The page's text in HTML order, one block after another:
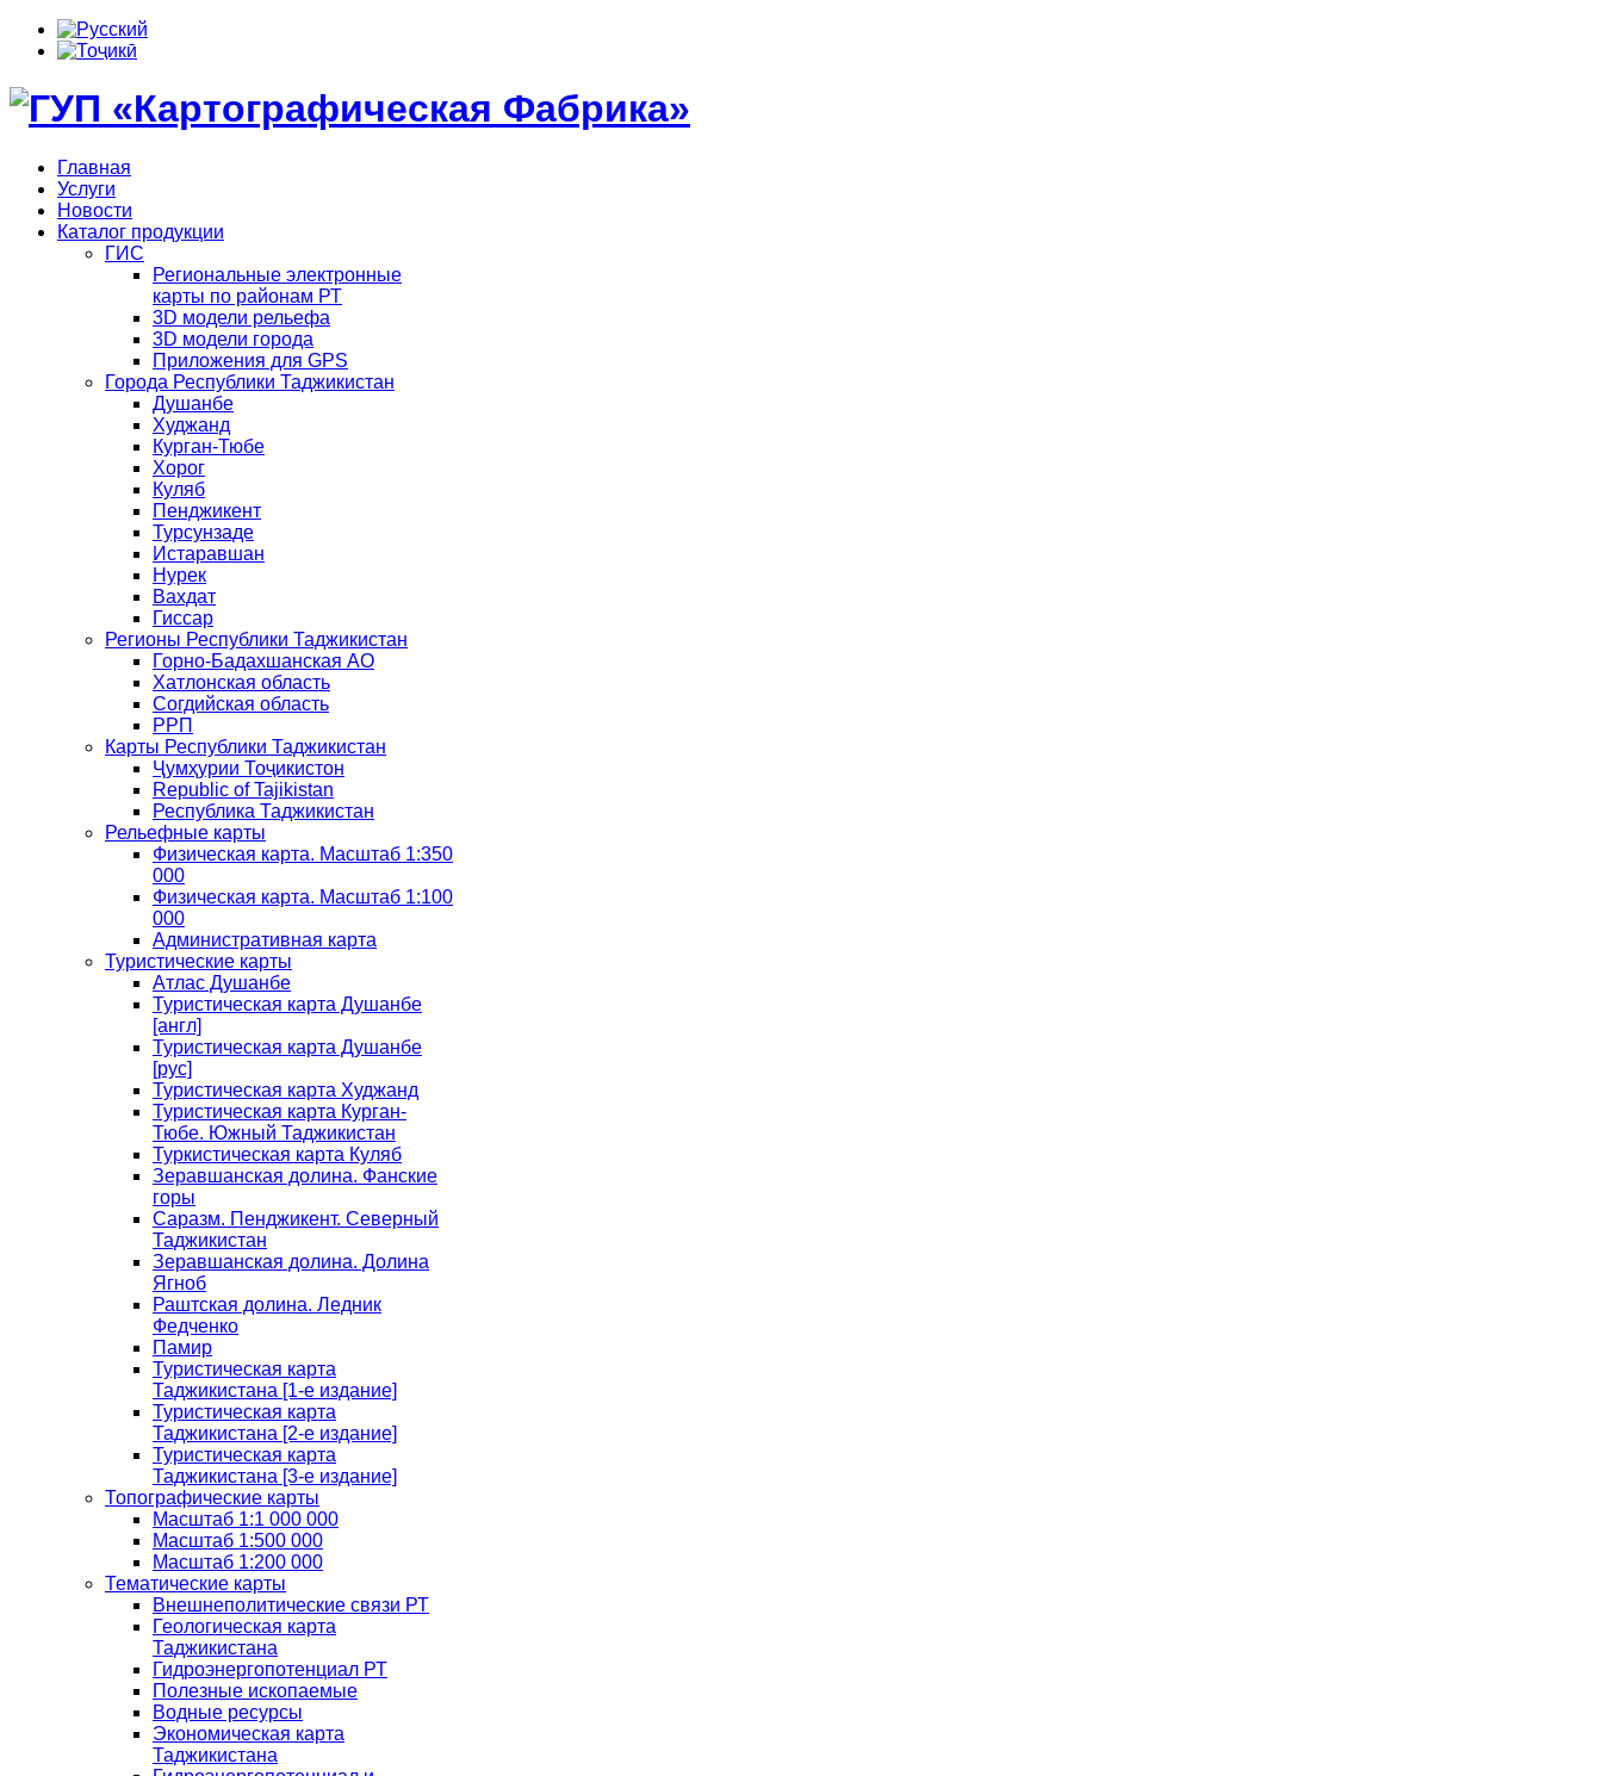
Главная
Услуги
Новости
Каталог продукции
ГИС
Региональные электронные
карты по районам РТ
3D модели рельефа
3D модели города
Приложения для GPS
Города Республики Таджикистан
Душанбе
Худжанд
Курган-Тюбе
Хорог
Куляб
Пенджикент
Турсунзаде
Истаравшан
Нурек
Вахдат
Гиссар
Регионы Республики Таджикистан
Горно-Бадахшанская АО
Хатлонская область
Согдийская область
РРП
Карты Республики Таджикистан
Ҷумҳурии Тоҷикистон
Republic of Tajikistan
Республика Таджикистан
Рельефные карты
Физическая карта. Масштаб 1:350
000
Физическая карта. Масштаб 1:100
000
Административная карта
Туристические карты
Атлас Душанбе
Туристическая карта Душанбе
[англ]
Туристическая карта Душанбе
[рус]
Туристическая карта Худжанд
Туристическая карта Курган-
Тюбе. Южный Таджикистан
Туркистическая карта Куляб
Зеравшанская долина. Фанские
горы
Саразм. Пенджикент. Северный
Таджикистан
Зеравшанская долина. Долина
Ягноб
Раштская долина. Ледник
Федченко
Памир
Туристическая карта
Таджикистана [1-е издание]
Туристическая карта
Таджикистана [2-е издание]
Туристическая карта
Таджикистана [3-е издание]
Топографические карты
Масштаб 1:1 000 000
Масштаб 1:500 000
Масштаб 1:200 000
Тематические карты
Внешнеполитические связи РТ
Геологическая карта
Таджикистана
Гидроэнергопотенциал РТ
Полезные ископаемые
Водные ресурсы
Экономическая карта
Таджикистана